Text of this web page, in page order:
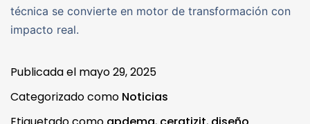
técnica se convierte en motor de transformación con
impacto real.
Publicada el mayo 29, 2025
Categorizado como Noticias